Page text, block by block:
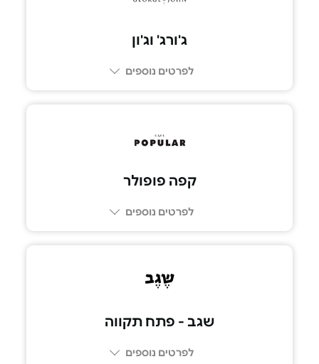
ג'ורג' וג'ון
לפרטים נוספים
קפה פופולר
לפרטים נוספים
שגב - פתח תקווה
לפרטים נוספים